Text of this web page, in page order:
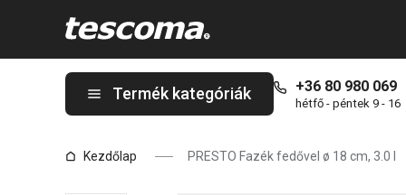
Termék kategóriák +36 80 980 069
hétfő - péntek 9 - 16
Kezdőlap PRESTO Fazék fedővel ø 18 cm, 3.0 l